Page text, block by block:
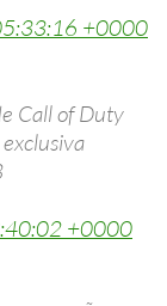
+0000
Call of Duty
+0000